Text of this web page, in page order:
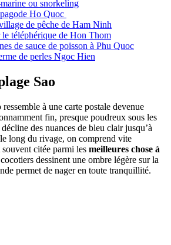
ou snorkeling
Ho Quoc
de pêche de Ham Ninh
téléphérique de Hon Thom
de sauce de poisson à Phu Quoc
de perles Ngoc Hien
Sao
à une carte postale devenue
fin, presque poudreux sous les
des nuances de bleu clair jusqu’à
long du rivage, on comprend vite
citée parmi les meilleures chose à
dessinent une ombre légère sur la
permet de nager en toute tranquillité.